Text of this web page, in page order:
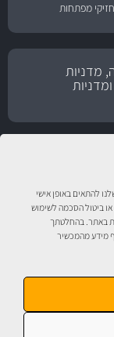
להתאים באופן אישי
ביטול הסכמה לשימוש
באתר. בהחלטתך
מידע מהמכשיר
מפתחות
מדניות